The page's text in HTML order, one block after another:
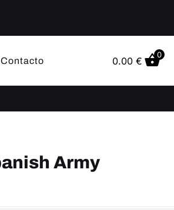
Contacto 0.00 €
0
Army